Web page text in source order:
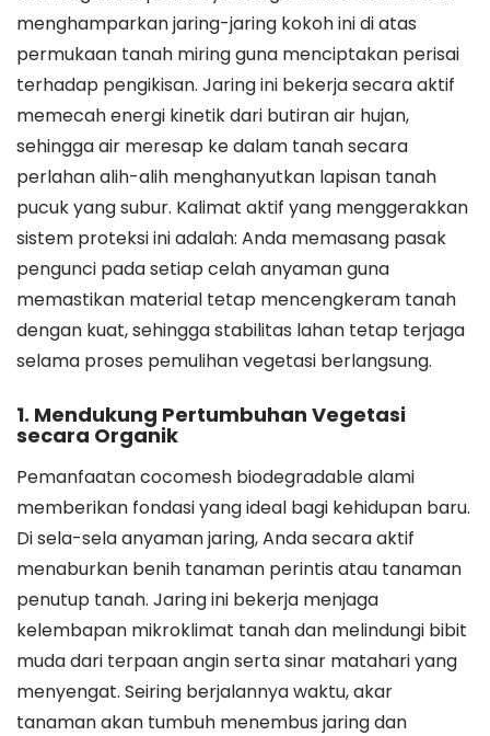
menghamparkan jaring-jaring kokoh ini di atas
permukaan tanah miring guna menciptakan perisai
terhadap pengikisan. Jaring ini bekerja secara aktif
memecah energi kinetik dari butiran air hujan,
sehingga air meresap ke dalam tanah secara
perlahan alih-alih menghanyutkan lapisan tanah
pucuk yang subur. Kalimat aktif yang menggerakkan
sistem proteksi ini adalah: Anda memasang pasak
pengunci pada setiap celah anyaman guna
memastikan material tetap mencengkeram tanah
dengan kuat, sehingga stabilitas lahan tetap terjaga
selama proses pemulihan vegetasi berlangsung.
1. Mendukung Pertumbuhan Vegetasi
secara Organik
Pemanfaatan cocomesh biodegradable alami
memberikan fondasi yang ideal bagi kehidupan baru.
Di sela-sela anyaman jaring, Anda secara aktif
menaburkan benih tanaman perintis atau tanaman
penutup tanah. Jaring ini bekerja menjaga
kelembapan mikroklimat tanah dan melindungi bibit
muda dari terpaan angin serta sinar matahari yang
menyengat. Seiring berjalannya waktu, akar
tanaman akan tumbuh menembus jaring dan